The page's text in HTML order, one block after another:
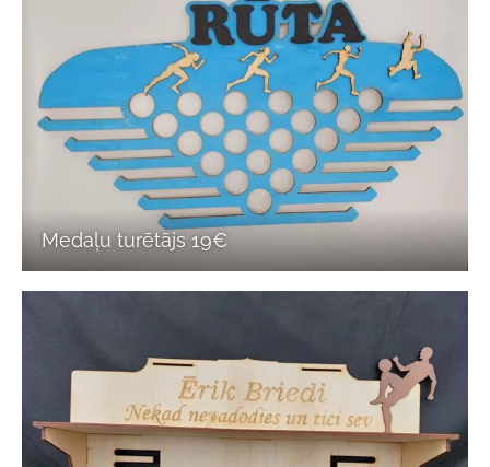
Medaļu turētājs 19€